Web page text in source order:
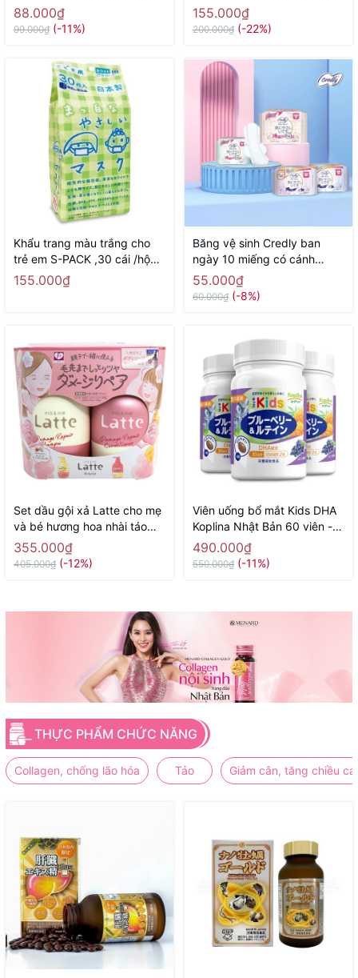
tuổi 70g ( hương nho) -
Hàng Nhật nội địa
88.000₫
99.000₫ (-11%)
Hàng Nhật nội địa
155.000₫
200.000₫ (-22%)
Khẩu trang màu trắng cho
trẻ em S-PACK ,30 cái /hộp -
Hàng Nhật nội địa
155.000₫
Băng vệ sinh Credly ban
ngày 10 miếng có cánh
24,5cm - Hàng Nhật nội địa
55.000₫
60.000₫ (-8%)
Set dầu gội xả Latte cho mẹ
và bé hương hoa nhài táo
400ml x 2 - Hàng Nhật nội
địa
355.000₫
405.000₫ (-12%)
Viên uống bổ mắt Kids DHA
Koplina Nhật Bản 60 viên -
Hàng Nhật nội địa
490.000₫
550.000₫ (-11%)
THỰC PHẨM CHỨC NĂNG
Collagen, chống lão hóa Tảo Giảm cân, tăng chiều